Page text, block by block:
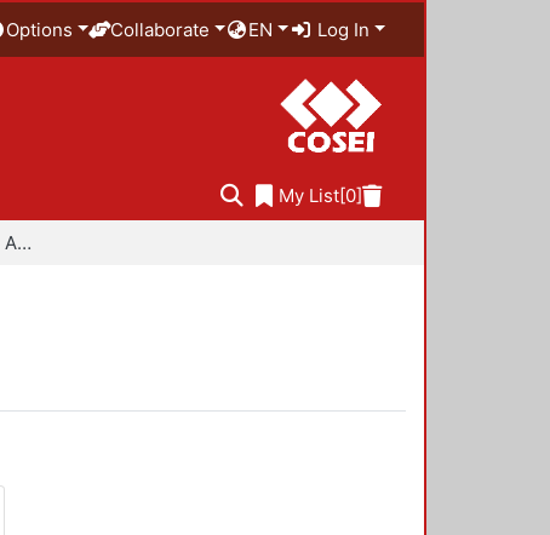
Options Collaborate EN Log In
My List[0]
Especialidad en Diseño Ambiental